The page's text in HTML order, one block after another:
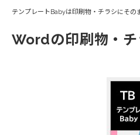
テンプレートBabyは印刷物・チラシにその
Wordの印刷物・チ